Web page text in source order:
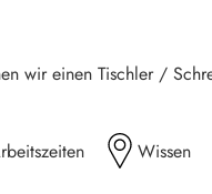
Wissen
wir einen Tischler /